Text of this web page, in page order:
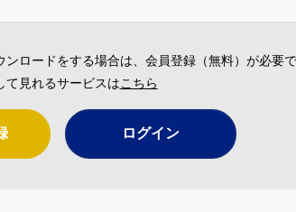
ロードをする場合は、会員登録（無料）が必要で
て見れるサービスはこちら
ログイン